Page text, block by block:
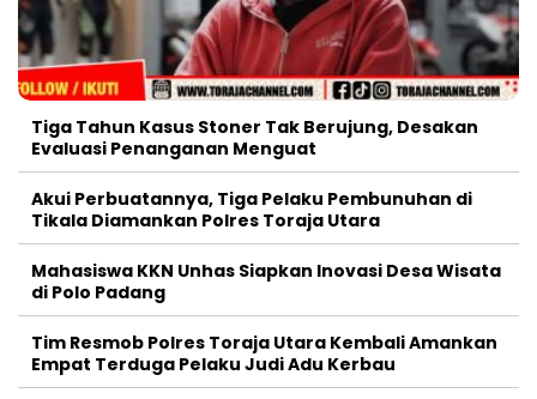
Tiga Tahun Kasus Stoner Tak Berujung, Desakan
Evaluasi Penanganan Menguat
Akui Perbuatannya, Tiga Pelaku Pembunuhan di
Tikala Diamankan Polres Toraja Utara
Mahasiswa KKN Unhas Siapkan Inovasi Desa Wisata
di Polo Padang
Tim Resmob Polres Toraja Utara Kembali Amankan
Empat Terduga Pelaku Judi Adu Kerbau